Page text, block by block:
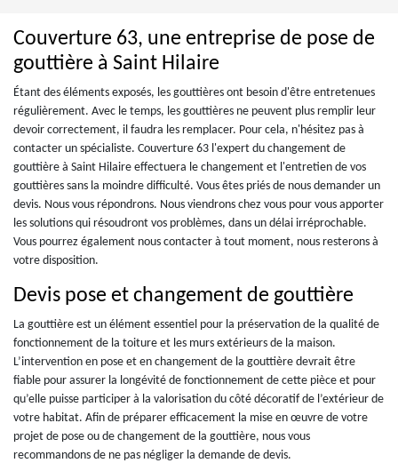
Couverture 63, une entreprise de pose de
gouttière à Saint Hilaire
Étant des éléments exposés, les gouttières ont besoin d'être entretenues
régulièrement. Avec le temps, les gouttières ne peuvent plus remplir leur
devoir correctement, il faudra les remplacer. Pour cela, n'hésitez pas à
contacter un spécialiste. Couverture 63 l'expert du changement de
gouttière à Saint Hilaire effectuera le changement et l'entretien de vos
gouttières sans la moindre difficulté. Vous êtes priés de nous demander un
devis. Nous vous répondrons. Nous viendrons chez vous pour vous apporter
les solutions qui résoudront vos problèmes, dans un délai irréprochable.
Vous pourrez également nous contacter à tout moment, nous resterons à
votre disposition.
Devis pose et changement de gouttière
La gouttière est un élément essentiel pour la préservation de la qualité de
fonctionnement de la toiture et les murs extérieurs de la maison.
L’intervention en pose et en changement de la gouttière devrait être
fiable pour assurer la longévité de fonctionnement de cette pièce et pour
qu’elle puisse participer à la valorisation du côté décoratif de l’extérieur de
votre habitat. Afin de préparer efficacement la mise en œuvre de votre
projet de pose ou de changement de la gouttière, nous vous
recommandons de ne pas négliger la demande de devis.